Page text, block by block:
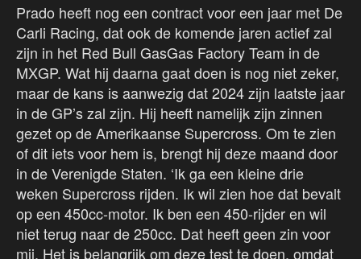
Prado heeft nog een contract voor een jaar met De
Carli Racing, dat ook de komende jaren actief zal
zijn in het Red Bull GasGas Factory Team in de
MXGP. Wat hij daarna gaat doen is nog niet zeker,
maar de kans is aanwezig dat 2024 zijn laatste jaar
in de GP’s zal zijn. Hij heeft namelijk zijn zinnen
gezet op de Amerikaanse Supercross. Om te zien
of dit iets voor hem is, brengt hij deze maand door
in de Verenigde Staten. ‘Ik ga een kleine drie
weken Supercross rijden. Ik wil zien hoe dat bevalt
op een 450cc-motor. Ik ben een 450-rijder en wil
niet terug naar de 250cc. Dat heeft geen zin voor
mij. Het is belangrijk om deze test te doen, omdat